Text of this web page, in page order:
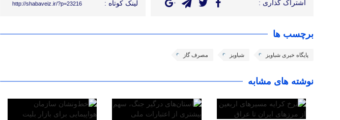
اشتراک گذاری : لینک کوتاه : http://shabaveiz.ir/?p=23216
برچسب ها
پایگاه خبری شباویز شباویز مصرف گاز
نوشته های مشابه